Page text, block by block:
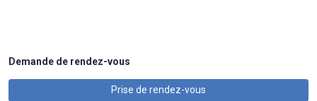
Demande de rendez-vous
Prise de rendez-vous